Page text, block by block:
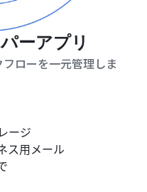
ーアプリ
ローを一元管理しま
ージ
ス用メール